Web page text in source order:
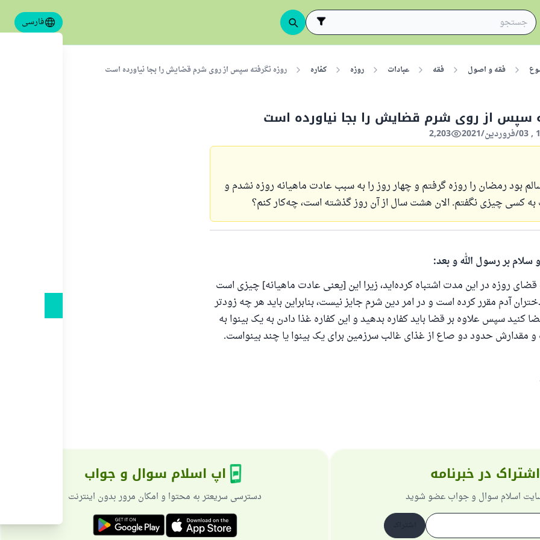
فارسی
فقه و اصول فقه عبادات روزه کفاره روزه نگرفته سپس از روی شرم قضایش را بجا نیاورده است
سپس از روی شرم قضایش را بجا نیاورده است
2,203
بود رمضان را روزه گرفتم و چهار روز را به سبب عادت ماهیانه روزه نشدم و
به کسی چیزی نگفتم. الان هشت سال از آن روز گذشته است، چه‌کار کنم؟
و سلام بر رسول الله و بعد:
قضای روزه در این مدت اشتباه کرده‌اید، زیرا این [یعنی عادت ماهیانه] چیزی است
دختران آدم مقرر کرده است و در امر دین شرم جایز نیست، بنابراین باید هر چه زودتر
قضا کنید سپس علاوه بر قضا باید کفاره بدهید و این کفاره غذا دادن به یک بینوا به
و مقدارش حدود دو صاع از غذای غالب سرزمین برای یک بینوا یا چند بینواست.
اشتراک در خبرنامه
سایت اسلام سوال و جواب عضو شوید
اپ اسلام سوال و جواب
دسترسی سریعتر به محتوا و امکان مرور بدون اینترنت
یک زندگی زناشویی را نجات داد.
تا پاسخ، کمک مالی شما «اسلام سوال و جواب» را یاری می‌دهد.
رسول الله صلی الله علیه وسلم می‌فرماید
به سوی خیری راهنمایی کند مانند پاداش انجام دهنده‌اش را خواهد